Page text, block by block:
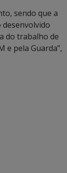
sendo que a
do trabalho de
e pela Guarda”,